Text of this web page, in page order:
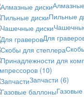
Пильные
Для
(10)
Запчасти (6)